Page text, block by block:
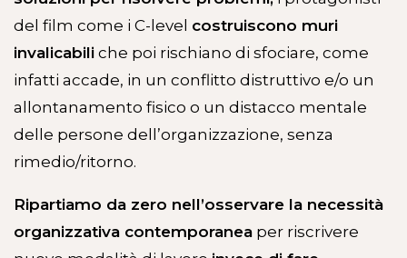
del film come i C-level costruiscono muri
invalicabili che poi rischiano di sfociare, come
infatti accade, in un conflitto distruttivo e/o un
allontanamento fisico o un distacco mentale
delle persone dell’organizzazione, senza
rimedio/ritorno.
Ripartiamo da zero nell’osservare la necessità
organizzativa contemporanea per riscrivere